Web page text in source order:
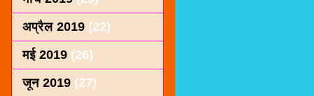
अप्रैल 2019 (22)
मई 2019 (26)
जून 2019 (27)